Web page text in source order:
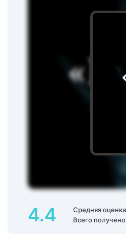
4.4
Средняя
Всего